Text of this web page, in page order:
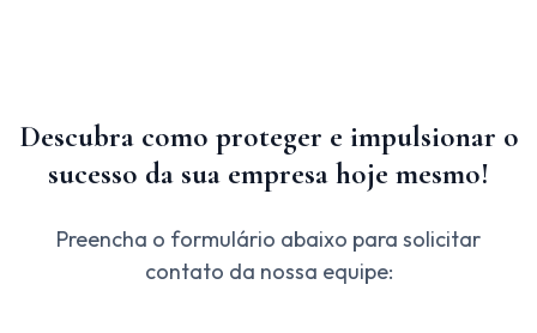
Descubra como proteger e impulsionar o
sucesso da sua empresa hoje mesmo!
Preencha o formulário abaixo para solicitar
contato da nossa equipe: